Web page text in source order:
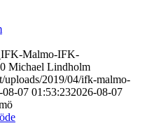
Malmo-IFK-
Michael Lindholm
2019/04/ifk-malmo-
08-07 01:53:232026-08-07